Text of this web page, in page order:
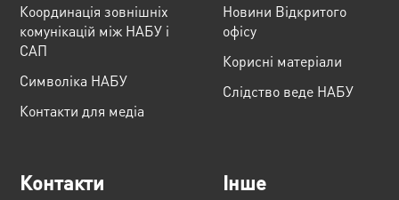
Координація зовнішніх
комунікацій між НАБУ і
САП
Cимволіка НАБУ
Контакти для медіа
Новини Відкритого
офісу
Корисні матеріали
Слідство веде НАБУ
Контакти Інше